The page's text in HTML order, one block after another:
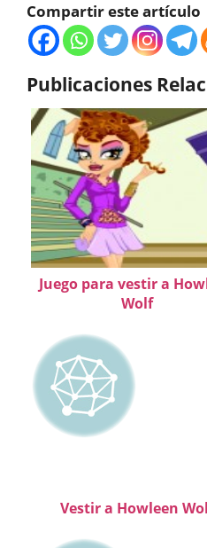
Compartir este artículo
Publicaciones
Juego para vestir a
Wolf
Vestir a Howleen